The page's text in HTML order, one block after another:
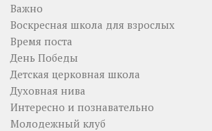
Важно
Воскресная школа для взрослых
Время поста
День Победы
Детская церковная школа
Духовная нива
Интересно и познавательно
Молодежный клуб